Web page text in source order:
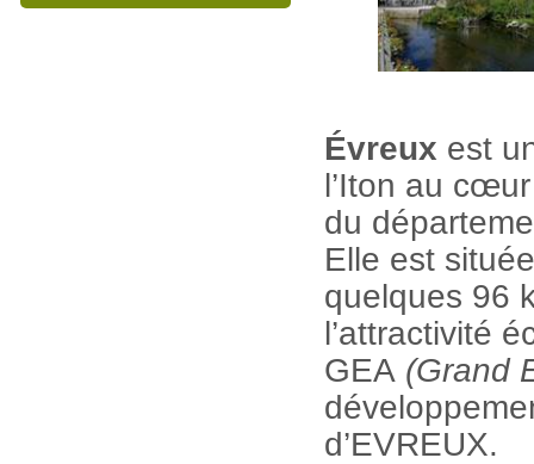
Évreux est
l’Iton au
du
Elle est
quelques 96
l’attractivité
GEA (Grand
d’EVREUX.